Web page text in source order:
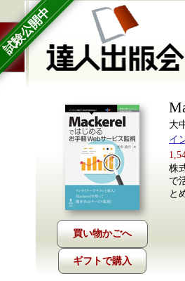
試験公開中
ギフトで購入
大
イ
株
で
と